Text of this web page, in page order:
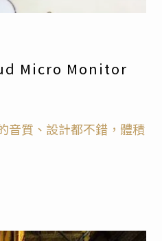
Micro Monitor
音質、設計都不錯，體積